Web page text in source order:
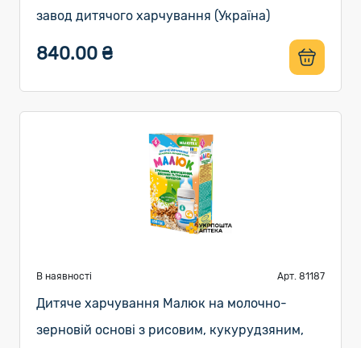
завод дитячого харчування (Україна)
840.00 ₴
В наявності Арт. 81187
Дитяче харчування Малюк на молочно-
зерновій основі з рисовим, кукурудзяним,